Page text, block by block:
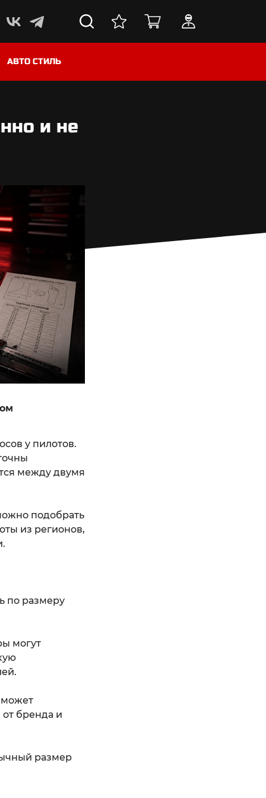
АВТО СТИЛЬ
и не
у пилотов.
между двумя
подобрать
из регионов,
по размеру
могут
может
от бренда и
размер